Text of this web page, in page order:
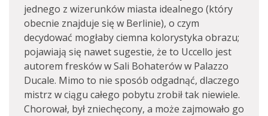
jednego z wizerunków miasta idealnego (który
obecnie znajduje się w Berlinie), o czym
decydować mogłaby ciemna kolorystyka obrazu;
pojawiają się nawet sugestie, że to Uccello jest
autorem fresków w Sali Bohaterów w Palazzo
Ducale. Mimo to nie sposób odgadnąć, dlaczego
mistrz w ciągu całego pobytu zrobił tak niewiele.
Chorował, był zniechęcony, a może zajmowało go